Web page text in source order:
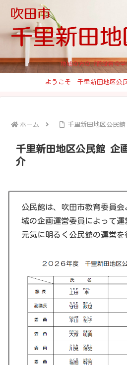
地域の方の『普段着の
ようこそ 千里新田地区公民
ホーム 千里新田地区公民
千里新田地区公民館 企
介
公民館は、吹田市教育委員
域の企画運営委員によって運
元気に明るく公民館の運営を